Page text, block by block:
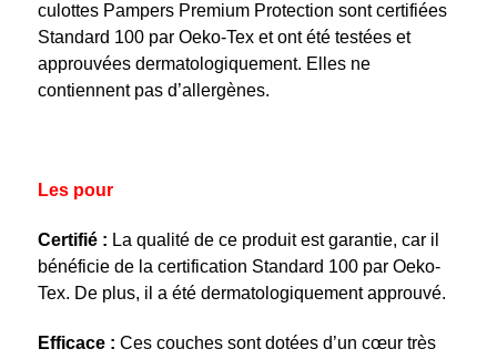
culottes Pampers Premium Protection sont certifiées
Standard 100 par Oeko-Tex et ont été testées et
approuvées dermatologiquement. Elles ne
contiennent pas d’allergènes.
Les pour
Certifié : La qualité de ce produit est garantie, car il
bénéficie de la certification Standard 100 par Oeko-
Tex. De plus, il a été dermatologiquement approuvé.
Efficace : Ces couches sont dotées d’un cœur très